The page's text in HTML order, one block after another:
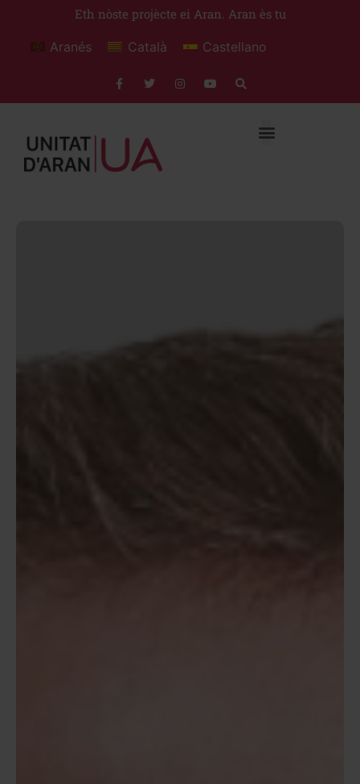
Eth nòste projècte ei Aran. Aran ès tu
Aranés Català Castellano